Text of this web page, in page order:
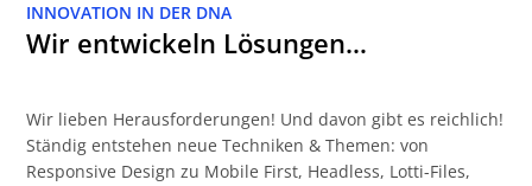
INNOVATION IN DER DNA
Wir entwickeln Lösungen…
Wir lieben Herausforderungen! Und davon gibt es reichlich!
Ständig entstehen neue Techniken & Themen: von
Responsive Design zu Mobile First, Headless, Lotti-Files,